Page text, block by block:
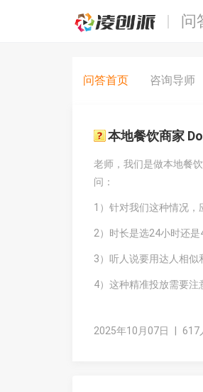
问
问答首页 咨询导师
本地餐饮商家
老师，我们是做本地餐
问：
1）针对我们这种情况，
2）时长是选24小时还是
3）听人说要用达人相似
4）这种精准投放需要注
2025年10月07日 617